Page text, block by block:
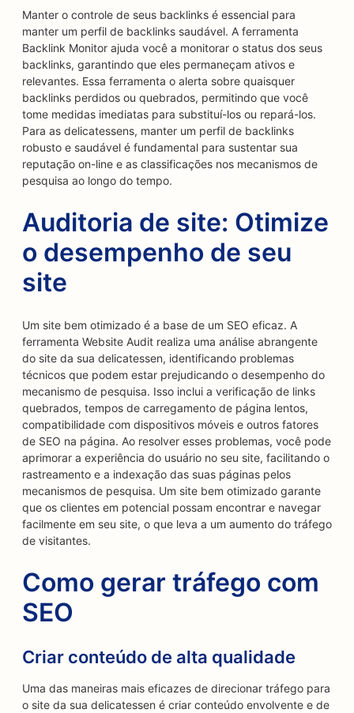
Manter o controle de seus backlinks é essencial para
manter um perfil de backlinks saudável. A ferramenta
Backlink Monitor ajuda você a monitorar o status dos seus
backlinks, garantindo que eles permaneçam ativos e
relevantes. Essa ferramenta o alerta sobre quaisquer
backlinks perdidos ou quebrados, permitindo que você
tome medidas imediatas para substituí-los ou repará-los.
Para as delicatessens, manter um perfil de backlinks
robusto e saudável é fundamental para sustentar sua
reputação on-line e as classificações nos mecanismos de
pesquisa ao longo do tempo.
Auditoria de site: Otimize
o desempenho de seu
site
Um site bem otimizado é a base de um SEO eficaz. A
ferramenta Website Audit realiza uma análise abrangente
do site da sua delicatessen, identificando problemas
técnicos que podem estar prejudicando o desempenho do
mecanismo de pesquisa. Isso inclui a verificação de links
quebrados, tempos de carregamento de página lentos,
compatibilidade com dispositivos móveis e outros fatores
de SEO na página. Ao resolver esses problemas, você pode
aprimorar a experiência do usuário no seu site, facilitando o
rastreamento e a indexação das suas páginas pelos
mecanismos de pesquisa. Um site bem otimizado garante
que os clientes em potencial possam encontrar e navegar
facilmente em seu site, o que leva a um aumento do tráfego
de visitantes.
Como gerar tráfego com
SEO
Criar conteúdo de alta qualidade
Uma das maneiras mais eficazes de direcionar tráfego para
o site da sua delicatessen é criar conteúdo envolvente e de